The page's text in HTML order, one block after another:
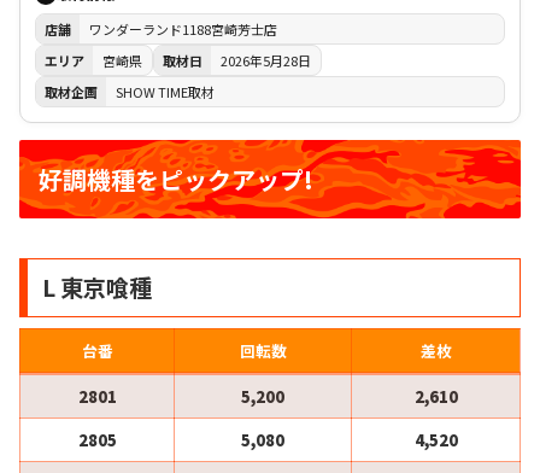
店舗
ワンダーランド1188宮崎芳士店
エリア
宮崎県 取材日
2026年5月28日
取材企画
SHOW TIME取材
好調機種をピックアップ!
L 東京喰種
台番 回転数
差枚
2801
5,200
2,610
2805
5,080
4,520